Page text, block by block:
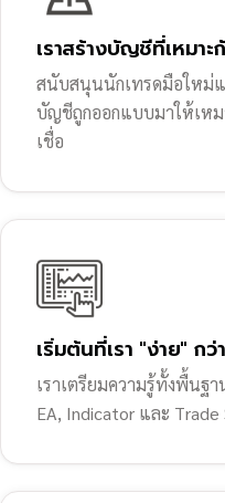
เราสร้างบัญชีที่เหมา
สนับสนุนนักเทรดมือใหม่
บัญชีถูกออกแบบมาให้เห
เชื่อ
เริ่มต้นที่เรา "ง่าย" ก
เราเตรียมความรู้ทั้งพื้นฐ
EA, Indicator และ